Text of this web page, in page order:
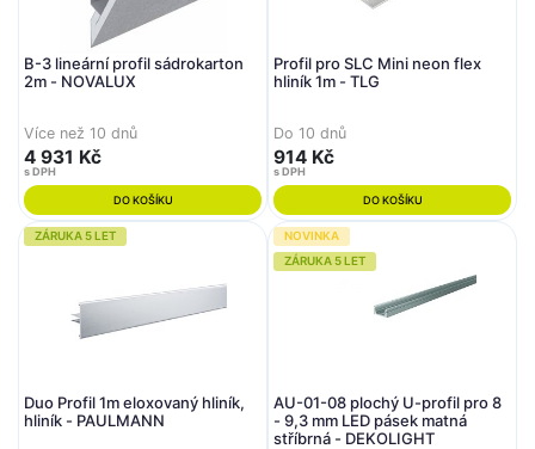
B-3 lineární profil sádrokarton
2m - NOVALUX
Více než 10 dnů
4 931 Kč
s DPH
DO KOŠÍKU
Profil pro SLC Mini neon flex
hliník 1m - TLG
Do 10 dnů
914 Kč
s DPH
DO KOŠÍKU
ZÁRUKA 5 LET
Duo Profil 1m eloxovaný hliník,
hliník - PAULMANN
NOVINKA
ZÁRUKA 5 LET
AU-01-08 plochý U-profil pro 8
- 9,3 mm LED pásek matná
stříbrná - DEKOLIGHT